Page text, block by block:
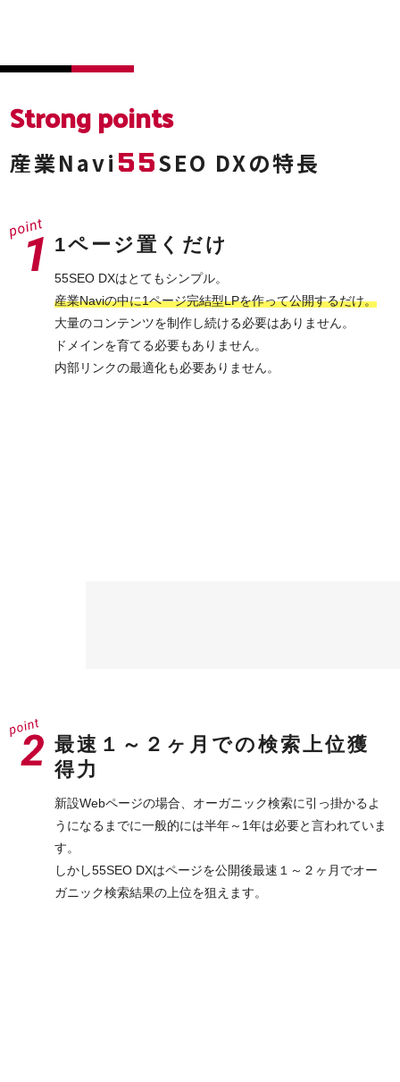
Strong points
産業Navi 55SEO DXの特長
1ページ置くだけ
55SEO DXはとてもシンプル。
産業Naviの中に1ページ完結型LPを作って公開するだけ。
大量のコンテンツを制作し続ける必要はありません。
ドメインを育てる必要もありません。
内部リンクの最適化も必要ありません。
最速１～２ヶ月での検索上位獲
得力
新設Webページの場合、オーガニック検索に引っ掛かるよ
うになるまでに一般的には半年～1年は必要と言われていま
す。
しかし55SEO DXはページを公開後最速１～２ヶ月でオー
ガニック検索結果の上位を狙えます。